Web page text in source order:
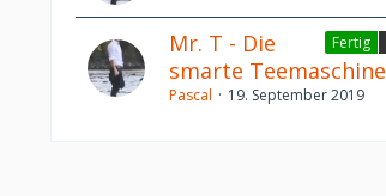
Fertig
Mr. T - Die
smarte Teemaschine
Pascal 19. September 2019